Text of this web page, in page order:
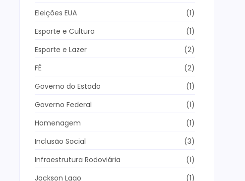
Eleições EUA
(1)
Esporte e Cultura
(1)
Esporte e Lazer
(2)
FÉ
(2)
Governo do Estado
(1)
Governo Federal
(1)
Homenagem
(1)
Inclusão Social
(3)
Infraestrutura Rodoviária
(1)
Jackson Lago
(1)